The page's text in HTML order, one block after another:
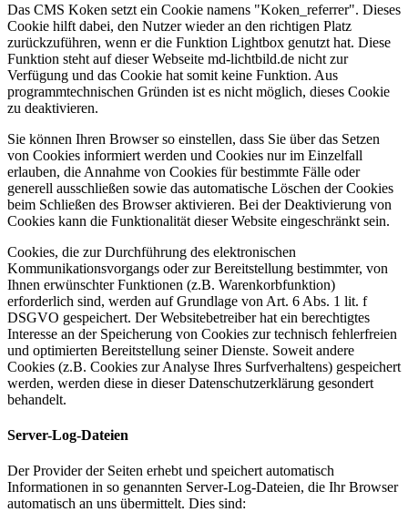
Das CMS Koken setzt ein Cookie namens "Koken_referrer". Dieses
Cookie hilft dabei, den Nutzer wieder an den richtigen Platz
zurückzuführen, wenn er die Funktion Lightbox genutzt hat. Diese
Funktion steht auf dieser Webseite md-lichtbild.de nicht zur
Verfügung und das Cookie hat somit keine Funktion. Aus
programmtechnischen Gründen ist es nicht möglich, dieses Cookie
zu deaktivieren.
Sie können Ihren Browser so einstellen, dass Sie über das Setzen
von Cookies informiert werden und Cookies nur im Einzelfall
erlauben, die Annahme von Cookies für bestimmte Fälle oder
generell ausschließen sowie das automatische Löschen der Cookies
beim Schließen des Browser aktivieren. Bei der Deaktivierung von
Cookies kann die Funktionalität dieser Website eingeschränkt sein.
Cookies, die zur Durchführung des elektronischen
Kommunikationsvorgangs oder zur Bereitstellung bestimmter, von
Ihnen erwünschter Funktionen (z.B. Warenkorbfunktion)
erforderlich sind, werden auf Grundlage von Art. 6 Abs. 1 lit. f
DSGVO gespeichert. Der Websitebetreiber hat ein berechtigtes
Interesse an der Speicherung von Cookies zur technisch fehlerfreien
und optimierten Bereitstellung seiner Dienste. Soweit andere
Cookies (z.B. Cookies zur Analyse Ihres Surfverhaltens) gespeichert
werden, werden diese in dieser Datenschutzerklärung gesondert
behandelt.
Server-Log-Dateien
Der Provider der Seiten erhebt und speichert automatisch
Informationen in so genannten Server-Log-Dateien, die Ihr Browser
automatisch an uns übermittelt. Dies sind: